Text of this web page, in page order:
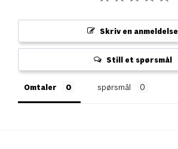
Skriv en anmeldelse
Still et spørsmål
Omtaler spørsmål